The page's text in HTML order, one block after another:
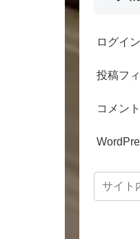
ログイン
投稿フ
コメン